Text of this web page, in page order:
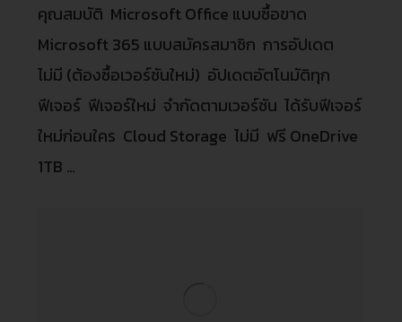
คุณสมบัติ Microsoft Office แบบซื้อขาด
Microsoft 365 แบบสมัครสมาชิก การอัปเดต
ไม่มี (ต้องซื้อเวอร์ชันใหม่) อัปเดตอัตโนมัติทุก
ฟีเจอร์ ฟีเจอร์ใหม่ จำกัดตามเวอร์ชัน ได้รับฟีเจอร์
ใหม่ก่อนใคร Cloud Storage ไม่มี ฟรี OneDrive
1TB …